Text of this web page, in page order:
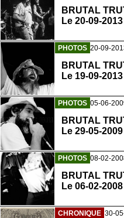
BRUTAL
Le 20-09-
PHOTOS 20-09-
BRUTAL
Le 19-09-
PHOTOS 05-06-
BRUTAL
Le 29-05-
PHOTOS 08-02-
BRUTAL
Le 06-02-
CHRONIQUE 30-